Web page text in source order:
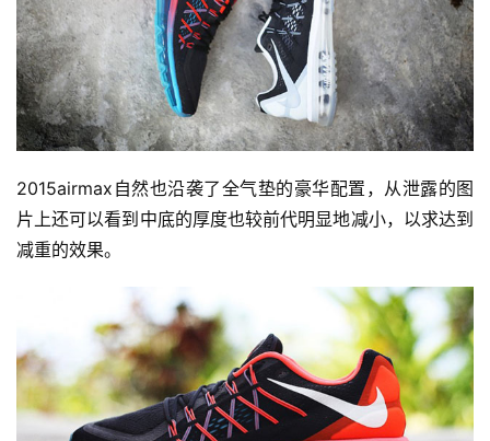
2015airmax自然也沿袭了全气垫的豪华配置，从泄露的图
片上还可以看到中底的厚度也较前代明显地减小，以求达到
减重的效果。